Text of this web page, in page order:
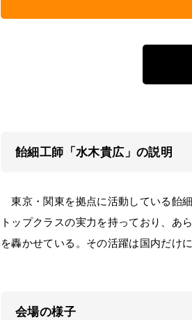
飴細工師「水木貴広」の説明
東京・関東を拠点に活動している飴
トップクラスの実力を持っており、あ
を轟かせている。その活躍は国内だけ
会場の様子